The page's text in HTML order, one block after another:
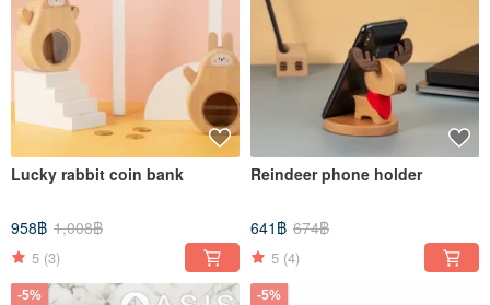
Lucky rabbit coin bank
958฿ 1,008฿
5 (3)
Reindeer phone holder
641฿ 674฿
5 (4)
-5% -5%